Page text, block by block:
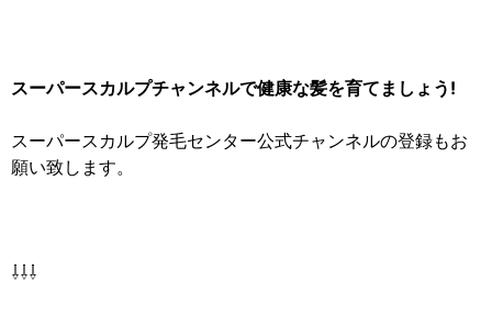
スーパースカルプチャンネルで健康な髪を育てましょう!
スーパースカルプ発毛センター公式チャンネルの登録もお
願い致します。
⇩⇩⇩